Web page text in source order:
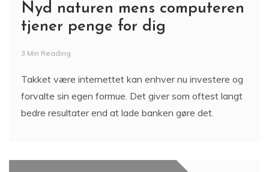
Nyd naturen mens computeren
tjener penge for dig
3 Min Reading
Takket være internettet kan enhver nu investere og
forvalte sin egen formue. Det giver som oftest langt
bedre resultater end at lade banken gøre det.